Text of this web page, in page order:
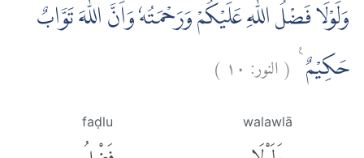
وَلَوْلَا فَضْلُ اللّٰهِ عَلَيْكُمْ وَرَحْمَتُهٗ وَاَنَّ اللّٰهَ تَوَّابٌ
حَكِيْمٌ ࣖ (النور: ١٠ )
walawlā
faḍlu